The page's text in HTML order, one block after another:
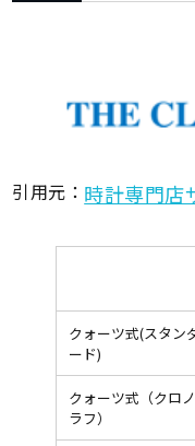
引用元： 時計専門店
クォーツ式(スタン
ード)
クォーツ式（クロ
ラフ）